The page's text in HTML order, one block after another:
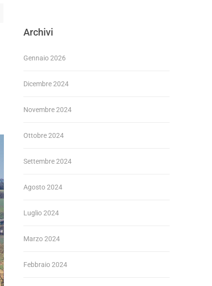
Archivi
Gennaio 2026
Dicembre 2024
Novembre 2024
Ottobre 2024
Settembre 2024
Agosto 2024
Luglio 2024
Marzo 2024
Febbraio 2024